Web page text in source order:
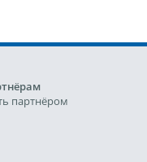
партнёром